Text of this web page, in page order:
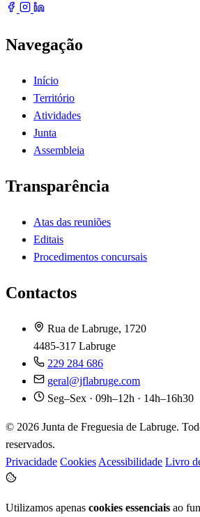
Navegação
Início
Território
Atividades
Junta
Assembleia
Transparência
Atas das reuniões
Editais
Procedimentos concursais
Contactos
Rua de Labruge, 1720
4485-317 Labruge
229 284 686
geral@jflabruge.com
Seg–Sex · 09h–12h · 14h–16h30
© 2026 Junta de Freguesia de Labruge.
reservados.
Privacidade Cookies Acessibilidade Livro
Utilizamos apenas cookies essenciais ao